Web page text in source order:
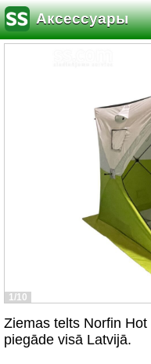
Аксессуары
1/10
Ziemas telts Norfin
piegāde visā Latvijā.